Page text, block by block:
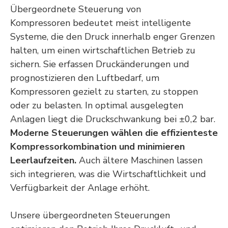
er­
un
ge
n
Übergeordnete Steuerung von
Kompressoren bedeutet meist intelligente
Systeme, die den Druck innerhalb enger Grenzen
halten, um einen wirtschaftlichen Betrieb zu
sichern. Sie erfassen Druckänderungen und
prognostizieren den Luftbedarf, um
Kompressoren gezielt zu starten, zu stoppen
oder zu belasten. In optimal ausgelegten
Anlagen liegt die Druckschwankung bei ±0,2 bar.
Moderne Steuerungen wählen die effizienteste
Kompressorkombination und minimieren
Leerlaufzeiten. Auch ältere Maschinen lassen
sich integrieren, was die Wirtschaftlichkeit und
Verfügbarkeit der Anlage erhöht.
Unsere übergeordneten Steuerungen